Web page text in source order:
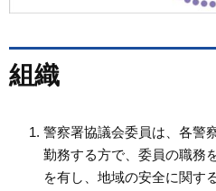
組織
警察署協議会委員は、各警
勤務する方で、委員の職務
を有し、地域の安全に関す